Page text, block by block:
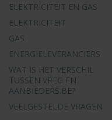
ELEKTRICITEIT EN GAS
ELEKTRICITEIT
GAS
ENERGIELEVERANCIERS
WAT IS HET VERSCHIL
TUSSEN VREG EN
AANBIEDERS.BE?
VEELGESTELDE VRAGEN